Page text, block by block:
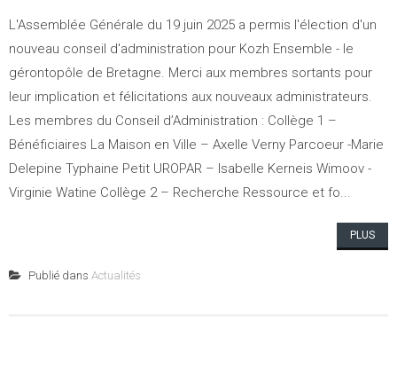
L'Assemblée Générale du 19 juin 2025 a permis l'élection d'un
nouveau conseil d'administration pour Kozh Ensemble - le
gérontopôle de Bretagne. Merci aux membres sortants pour
leur implication et félicitations aux nouveaux administrateurs.
Les membres du Conseil d’Administration : Collège 1 –
Bénéficiaires La Maison en Ville – Axelle Verny Parcoeur -Marie
Delepine Typhaine Petit UROPAR – Isabelle Kerneis Wimoov -
Virginie Watine Collège 2 – Recherche Ressource et fo...
PLUS
Publié dans Actualités